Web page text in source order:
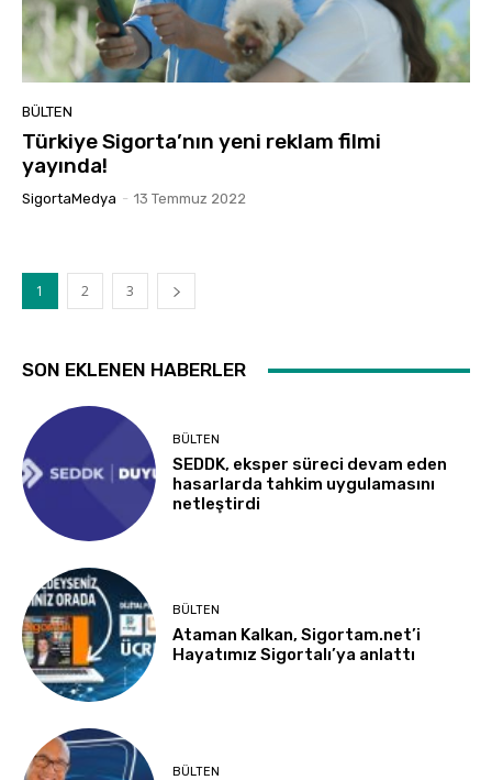
BÜLTEN
Türkiye Sigorta’nın yeni reklam filmi
yayında!
SigortaMedya - 13 Temmuz 2022
1 2 3
SON EKLENEN HABERLER
BÜLTEN
SEDDK, eksper süreci devam eden
hasarlarda tahkim uygulamasını
netleştirdi
BÜLTEN
Ataman Kalkan, Sigortam.net’i
Hayatımız Sigortalı’ya anlattı
BÜLTEN